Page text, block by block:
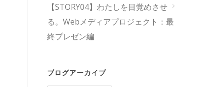
【STORY04】わたしを目覚めさせ
る。Webメディアプロジェクト：最
終プレゼン編
ブログアーカイブ